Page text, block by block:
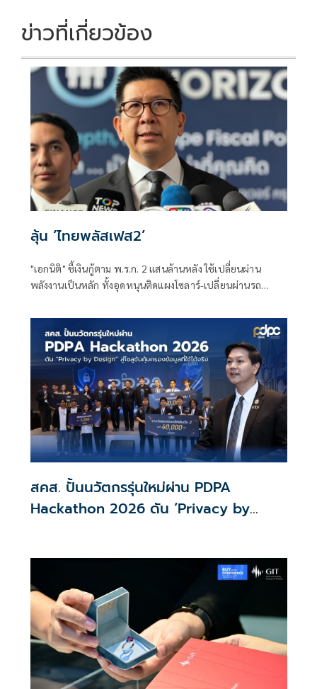
ข่าวที่เกี่ยวข้อง
ลุ้น ‘ไทยพลัสเฟส2’
"เอกนิติ" ชี้เงินกู้ตาม พ.ร.ก. 2 แสนล้านหลัง ใช้เปลี่ยนผ่าน
พลังงานเป็นหลัก ทั้งอุดหนุนติดแผงโซลาร์-เปลี่ยนผ่านรถ
พร้อมให้ใช้กับไทยเที่ยวไทยพลัส ส่วนไทยช่วยไทยพลัส เฟส 2
รอประเมินความเหมาะสม นายกฯ เผยจะพยายาม
สคส. ปั้นนวัตกรรุ่นใหม่ผ่าน PDPA
Hackathon 2026 ดัน ‘Privacy by